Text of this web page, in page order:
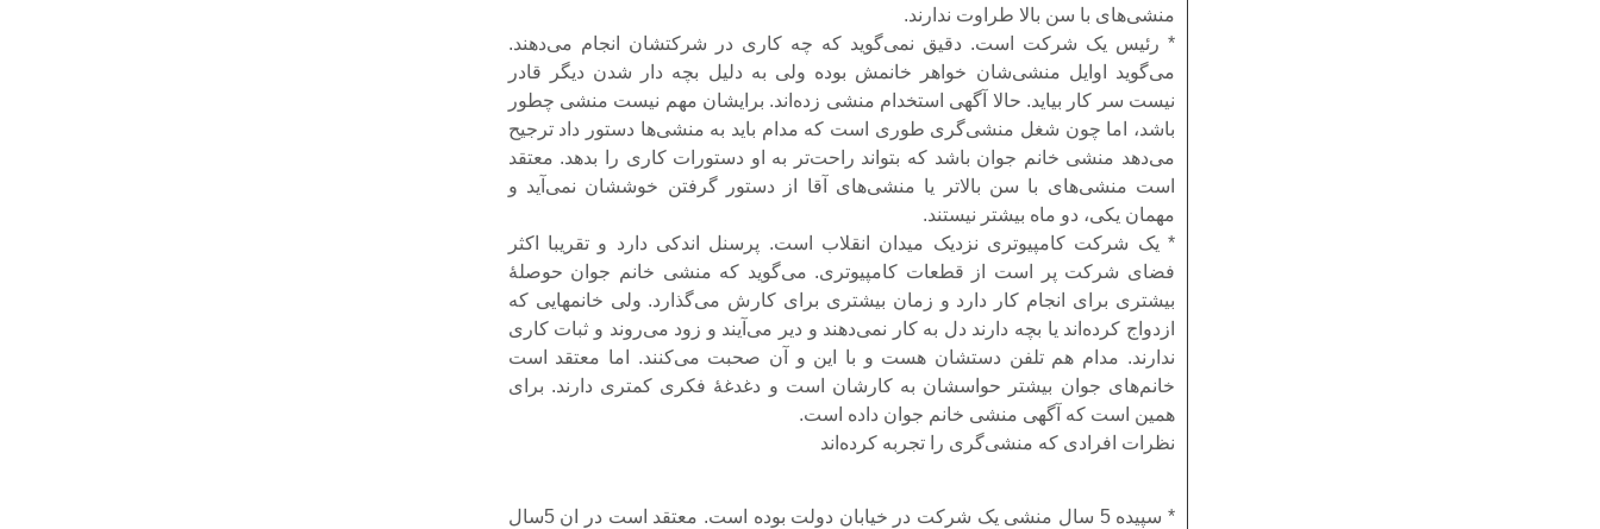
منشی‌های با سن بالا طراوت ندارند.
* رئیس یک شرکت است. دقیق نمی‌گوید که چه کاری در شرکتشان انجام می‌دهند.
می‌گوید اوایل منشی‌شان خواهر خانمش بوده ولی به دلیل بچه دار شدن دیگر قادر
نیست سر کار بیاید. حالا آگهی استخدام منشی زده‌اند. برایشان مهم نیست منشی چطور
باشد، اما چون شغل منشی‌گری طوری است که مدام باید به منشی‌ها دستور داد ترجیح
می‌دهد منشی خانم جوان باشد که بتواند راحت‌تر به او دستورات کاری را بدهد. معتقد
است منشی‌های با سن بالا‌تر یا منشی‌های آقا از دستور گرفتن خوششان نمی‌آید و
مهمان یکی، دو ماه بیشتر نیستند.
* یک شرکت کامپیوتری نزدیک میدان انقلاب است. پرسنل اندکی دارد و تقریبا اکثر
فضای شرکت پر است از قطعات کامپیوتری. می‌گوید که منشی خانم جوان حوصلهٔ
بیشتری برای انجام کار دارد و زمان بیشتری برای کارش می‌گذارد. ولی خانمهایی که
ازدواج کرده‌اند یا بچه دارند دل به کار نمی‌دهند و دیر می‌آیند و زود می‌روند و ثبات کاری
ندارند. مدام هم تلفن دستشان هست و با این و آن صحبت می‌کنند. اما معتقد است
خانم‌های جوان بیشتر حواسشان به کارشان است و دغدغهٔ فکری کمتری دارند. برای
همین است که آگهی منشی خانم جوان داده است.
نظرات افرادی که منشی‌گری را تجربه کرده‌اند
* سپیده 5 سال منشی یک شرکت در خیابان دولت بوده است. معتقد است در ان 5سال